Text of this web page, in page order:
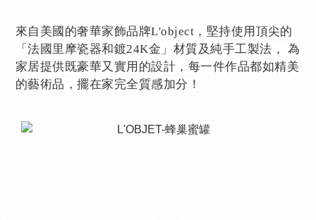
來自美國的奢華家飾品牌L'object，堅持使用頂尖的
「法國里摩瓷器和鍍24K金」材質及純手工製法， 為
家居提供既豪華又實用的設計，每一件作品都如精美
的藝術品，擺在家完全質感加分！